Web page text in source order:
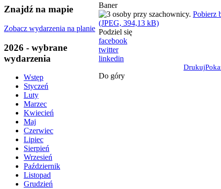
Znajdź na mapie
Zobacz wydarzenia na planie
2026 - wybrane
wydarzenia
Wstęp
Styczeń
Luty
Marzec
Kwiecień
Maj
Czerwiec
Lipiec
Sierpień
Wrzesień
Październik
Listopad
Grudzień
Baner
Pobierz
(JPEG, 394,13 kB)
Podziel się
facebook
twitter
linkedin
Drukuj
Do góry